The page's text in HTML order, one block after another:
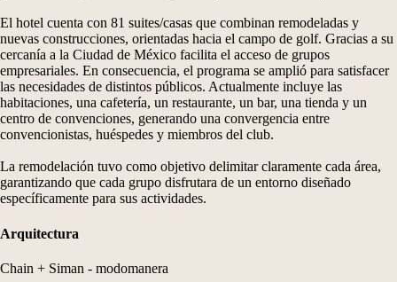
El hotel cuenta con 81 suites/casas que combinan remodeladas y
nuevas construcciones, orientadas hacia el campo de golf. Gracias a su
cercanía a la Ciudad de México facilita el acceso de grupos
empresariales. En consecuencia, el programa se amplió para satisfacer
las necesidades de distintos públicos. Actualmente incluye las
habitaciones, una cafetería, un restaurante, un bar, una tienda y un
centro de convenciones, generando una convergencia entre
convencionistas, huéspedes y miembros del club.
La remodelación tuvo como objetivo delimitar claramente cada área,
garantizando que cada grupo disfrutara de un entorno diseñado
específicamente para sus actividades.
Arquitectura
Chain + Siman - modomanera